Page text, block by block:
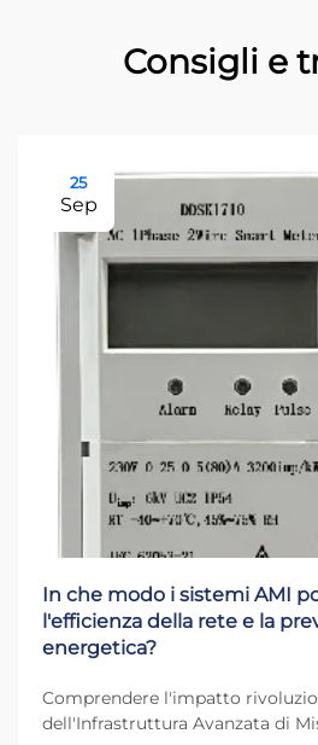
Consigli e
25
Sep
In che modo i sistemi AMI
l'efficienza della rete e la
energetica?
Comprendere l'impatto
dell'Infrastruttura Avanzata di